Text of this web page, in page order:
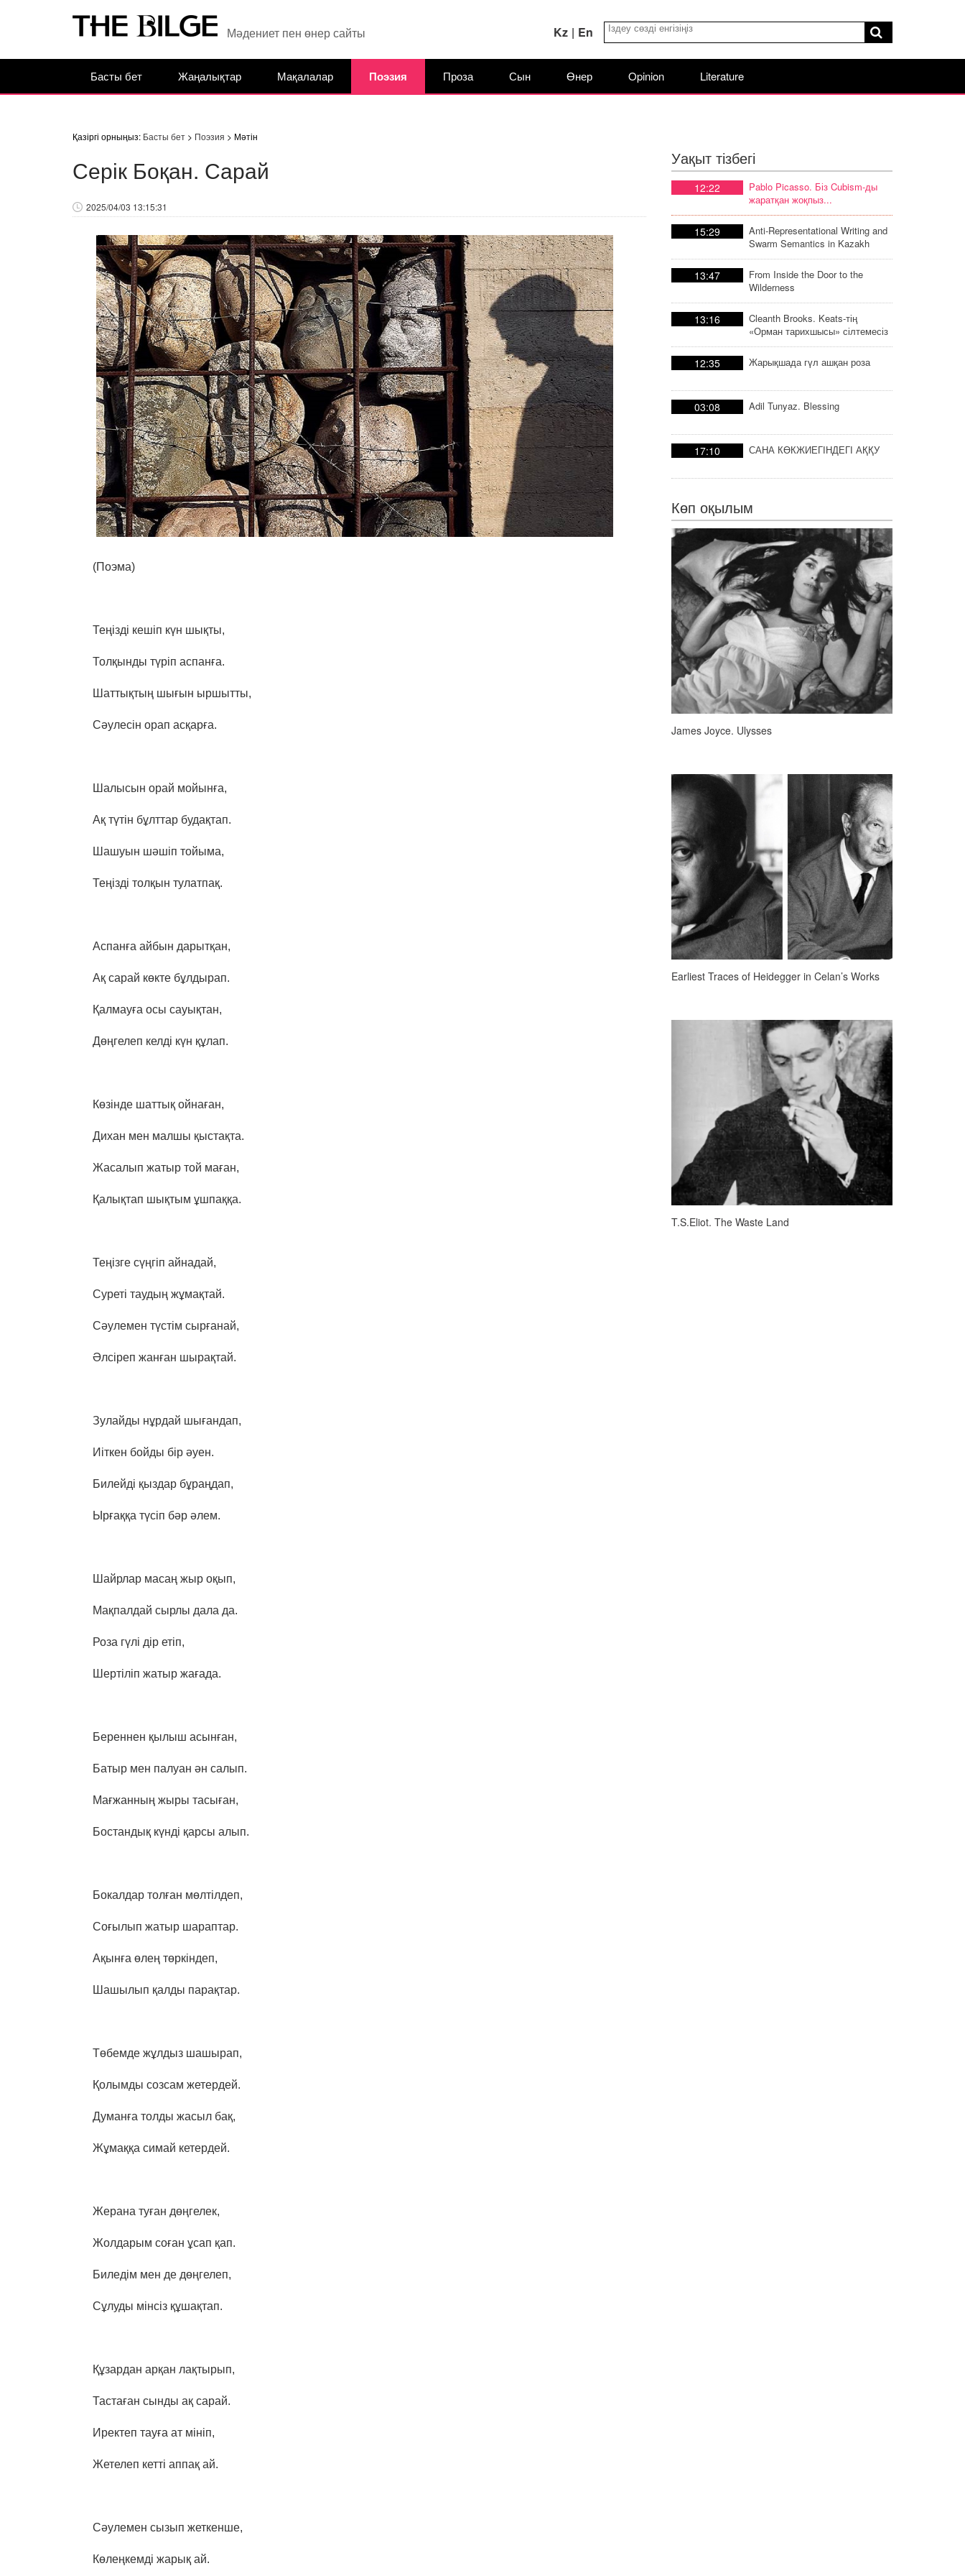
Мәдениет пен өнер сайты Kz | En
Басты бет Жаңалықтар Мақалалар Поэзия Проза Сын Өнер Opinion Literature
Қазіргі орныңыз: Басты бет> Поэзия > Мәтін
Серік Боқан. Сарай
2025/04/03 13:15:31
(Поэма)
Теңізді кешіп күн шықты,
Толқынды түріп аспанға.
Шаттықтың шығын ыршытты,
Сәулесін орап асқарға.
Шалысын орай мойынға,
Ақ түтін бұлттар будақтап.
Шашуын шәшіп тойыма,
Теңізді толқын тулатпақ.
Аспанға айбын дарытқан,
Ақ сарай көкте бұлдырап.
Қалмауға осы сауықтан,
Дөңгелеп келді күн құлап.
Көзінде шаттық ойнаған,
Дихан мен малшы қыстақта.
Жасалып жатыр той маған,
Қалықтап шықтым ұшпаққа.
Теңізге сүңгіп айнадай,
Суреті таудың жұмақтай.
Сәулемен түстім сырғанай,
Әлсіреп жанған шырақтай.
Зулайды нұрдай шығандап,
Иіткен бойды бір әуен.
Билейді қыздар бұраңдап,
Ырғаққа түсіп бәр әлем.
Шайрлар масаң жыр оқып,
Мақпалдай сырлы дала да.
Роза гүлі дір етіп,
Шертіліп жатыр жағада.
Береннен қылыш асынған,
Батыр мен палуан ән салып.
Мағжанның жыры тасыған,
Бостандық күнді қарсы алып.
Бокалдар толған мөлтілдеп,
Соғылып жатыр шараптар.
Ақынға өлең төркіндеп,
Шашылып қалды парақтар.
Төбемде жұлдыз шашырап,
Қолымды созсам жетердей.
Думанға толды жасыл бақ,
Жұмаққа симай кетердей.
Жерана туған дөңгелек,
Жолдарым соған ұсап қап.
Биледім мен де дөңгелеп,
Сұлуды мінсіз құшақтап.
Құзардан арқан лақтырып,
Тастаған сынды ақ сарай.
Иректеп тауға ат мініп,
Жетелеп кетті аппақ ай.
Сәулемен сызып жеткенше,
Көлеңкемді жарық ай.
Уақыт тізбегі
12:22
Pablo Picasso. Біз Cubism-ды
жаратқан жоқпыз...
15:29
Anti-Representational Writing and
Swarm Semantics in Kazakh
Poetic Discourse
13:47
From Inside the Door to the
Wilderness
13:16
Cleanth Brooks. Keats-тің
«Орман тарихшысы» сілтемесіз
тарих
12:35 Жарықшада гүл ашқан роза
03:08 Adil Tunyaz. Blessing
17:10 САНА КӨКЖИЕГІНДЕГІ АҚҚУ
Көп оқылым
James Joyce. Ulysses
Earliest Traces of Heidegger in Celan’s Works
T.S.Eliot. The Waste Land